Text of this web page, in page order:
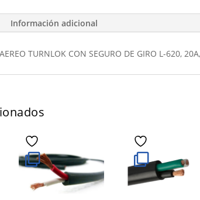
Información adicional
TURNLOK CON SEGURO DE GIRO L-620,